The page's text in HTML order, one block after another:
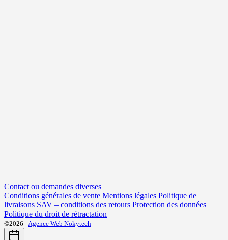
Contact ou demandes diverses
Conditions générales de vente Mentions légales Politique de
livraisons SAV – conditions des retours Protection des données
Politique du droit de rétractation
©2026 -Agence Web Nokytech